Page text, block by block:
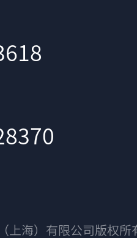
上海）有限公司版权